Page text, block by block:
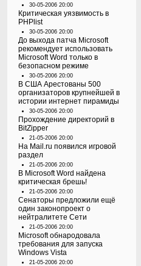
30-05-2006 20:00
Критическая уязвимость в
PHPlist
30-05-2006 20:00
До выхода патча Microsoft
рекомендует использовать
Microsoft Word только в
безопасном режиме
30-05-2006 20:00
В США Арестованы 500
организаторов крупнейшей в
истории интернет пирамиды
30-05-2006 20:00
Прохождение директорий в
BitZipper
21-05-2006 20:00
На Mail.ru появился игровой
раздел
21-05-2006 20:00
В Microsoft Word найдена
критическая брешь!
21-05-2006 20:00
Сенаторы предложили ещё
один законопроект о
нейтралитете Сети
21-05-2006 20:00
Microsoft обнародовала
требования для запуска
Windows Vista
21-05-2006 20:00